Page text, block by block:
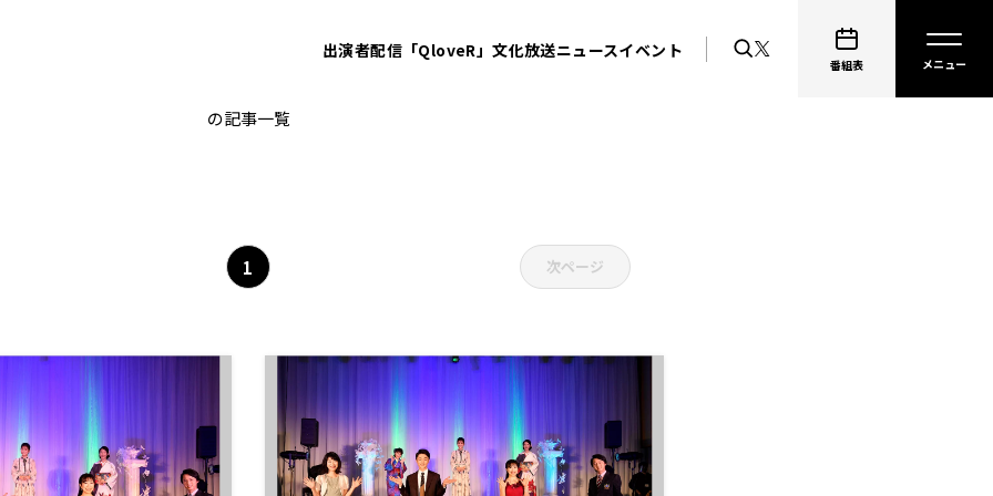
出演者配信「QloveR」文化放送ニュースイベント
番組表
鈴木純子の遊々ミュージック
の記事一覧
1 次ページ